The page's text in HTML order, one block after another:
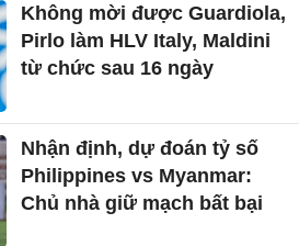
Không mời được Guardiola,
Pirlo làm HLV Italy, Maldini
từ chức sau 16 ngày
Nhận định, dự đoán tỷ số
Philippines vs Myanmar:
Chủ nhà giữ mạch bất bại